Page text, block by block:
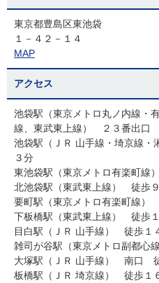
東京都豊島区東池袋
１－４２－１４
MAP
アクセス
池袋駅（東京メトロ丸ノ内線・
線、東武東上線） ２３番出口
池袋駅（ＪＲ 山手線・埼京線
３分
東池袋駅（東京メトロ有楽町
北池袋駅（東武東上線） 徒歩
要町駅（東京メトロ有楽町線
下板橋駅（東武東上線） 徒歩
目白駅（ＪＲ 山手線） 徒歩１
雑司が谷駅（東京メトロ副都
大塚駅（ＪＲ 山手線） 南口
板橋駅（ＪＲ 埼京線） 徒歩１